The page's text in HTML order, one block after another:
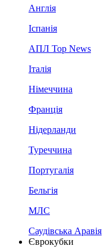
Англія
Іспанія
АПЛ Top News
Італія
Німеччина
Франція
Нідерланди
Туреччина
Португалія
Бельгія
МЛС
Саудівська Аравія
Єврокубки